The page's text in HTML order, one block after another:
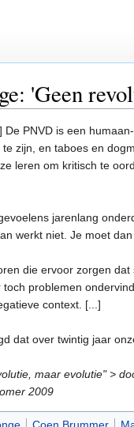
'Geen
De PNVD is een
zijn, en taboes en
leren om kritisch te
jarenlang
werkt niet. Je moet
die ervoor zorgen
problemen
context. [...]
dat over twintig jaar
maar evolutie" >
2009